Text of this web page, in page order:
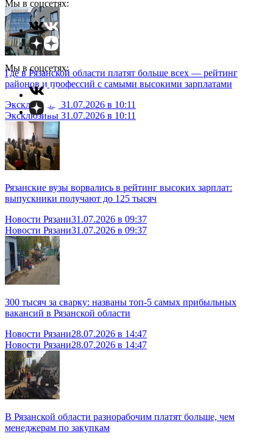
Мы в соцсетях:
Мы в соцсетях:
Где в Рязанской области платят больше всех — рейтинг
районов и профессий с самыми высокими зарплатами
Эксклюзивы 31.07.2026 в 10:11
Эксклюзивы 31.07.2026 в 10:11
Рязанские вузы ворвались в рейтинг высоких зарплат:
выпускники получают до 125 тысяч
Новости Рязани31.07.2026 в 09:37
Новости Рязани31.07.2026 в 09:37
300 тысяч за сварку: названы топ-5 самых прибыльных
вакансий в Рязанской области
Новости Рязани28.07.2026 в 14:47
Новости Рязани28.07.2026 в 14:47
В Рязанской области разнорабочим платят больше, чем
менеджерам по закупкам